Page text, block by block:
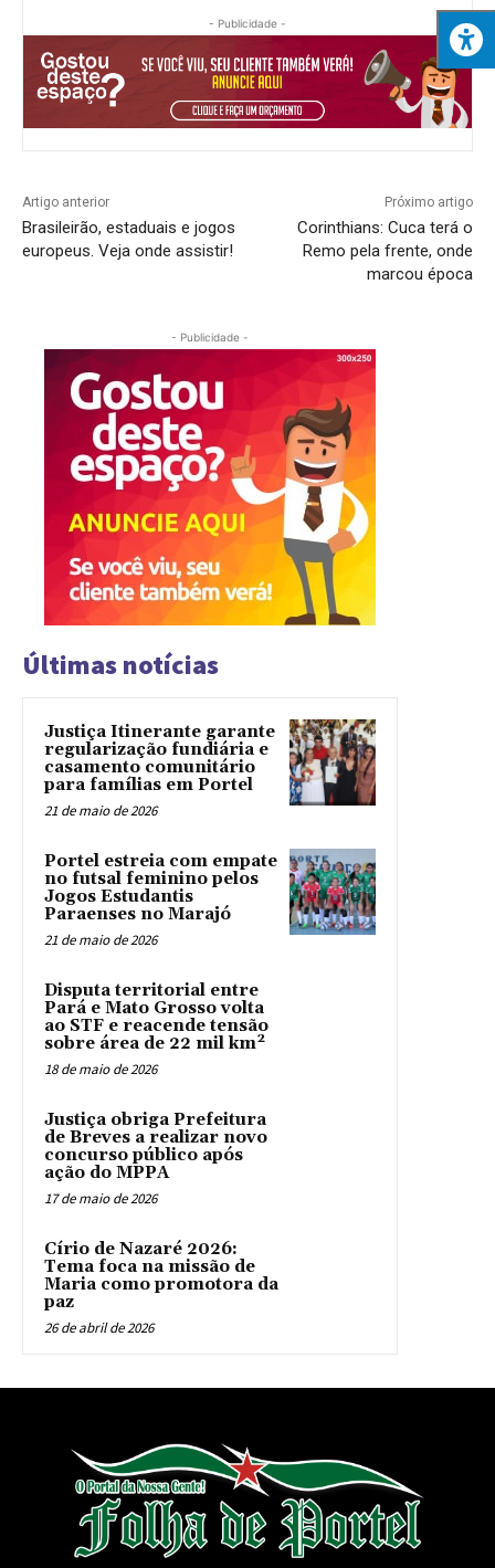
- Publicidade -
Artigo anterior
Brasileirão, estaduais e jogos
europeus. Veja onde assistir!
Próximo artigo
Corinthians: Cuca terá o
Remo pela frente, onde
marcou época
- Publicidade -
Últimas notícias
Justiça Itinerante garante
regularização fundiária e
casamento comunitário
para famílias em Portel
21 de maio de 2026
Portel estreia com empate
no futsal feminino pelos
Jogos Estudantis
Paraenses no Marajó
21 de maio de 2026
Disputa territorial entre
Pará e Mato Grosso volta
ao STF e reacende tensão
sobre área de 22 mil km²
18 de maio de 2026
Justiça obriga Prefeitura
de Breves a realizar novo
concurso público após
ação do MPPA
17 de maio de 2026
Círio de Nazaré 2026:
Tema foca na missão de
Maria como promotora da
paz
26 de abril de 2026